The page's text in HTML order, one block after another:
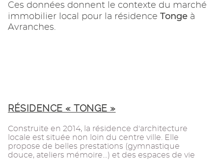
Ces données donnent le contexte du marché
immobilier local pour la résidence Tonge à
Avranches.
RÉSIDENCE « TONGE »
Construite en 2014, la résidence d'architecture
locale est située non loin du centre ville. Elle
propose de belles prestations (gymnastique
douce, ateliers mémoire…) et des espaces de vie